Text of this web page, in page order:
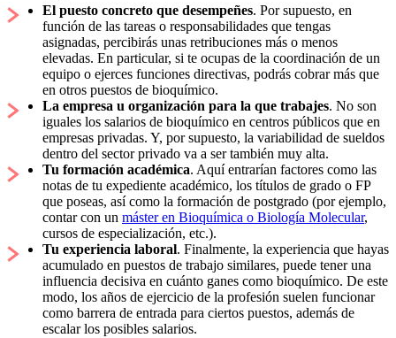
El puesto concreto que desempeñes. Por supuesto, en
función de las tareas o responsabilidades que tengas
asignadas, percibirás unas retribuciones más o menos
elevadas. En particular, si te ocupas de la coordinación de un
equipo o ejerces funciones directivas, podrás cobrar más que
en otros puestos de bioquímico.
La empresa u organización para la que trabajes. No son
iguales los salarios de bioquímico en centros públicos que en
empresas privadas. Y, por supuesto, la variabilidad de sueldos
dentro del sector privado va a ser también muy alta.
Tu formación académica. Aquí entrarían factores como las
notas de tu expediente académico, los títulos de grado o FP
que poseas, así como la formación de postgrado (por ejemplo,
contar con un máster en Bioquímica o Biología Molecular,
cursos de especialización, etc.).
Tu experiencia laboral. Finalmente, la experiencia que hayas
acumulado en puestos de trabajo similares, puede tener una
influencia decisiva en cuánto ganes como bioquímico. De este
modo, los años de ejercicio de la profesión suelen funcionar
como barrera de entrada para ciertos puestos, además de
escalar los posibles salarios.